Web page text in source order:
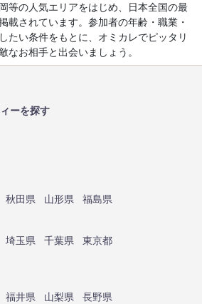
等の人気エリアをはじめ、日本全国の最
載されています。参加者の年齢・職業・
たい条件をもとに、オミカレでピッタリ
なお相手と出会いましょう。
ーを探す
秋田県 山形県
福島県
埼玉県 千葉県
東京都
福井県 山梨県
長野県